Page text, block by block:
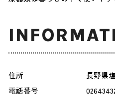
住所
長野県
電話番号